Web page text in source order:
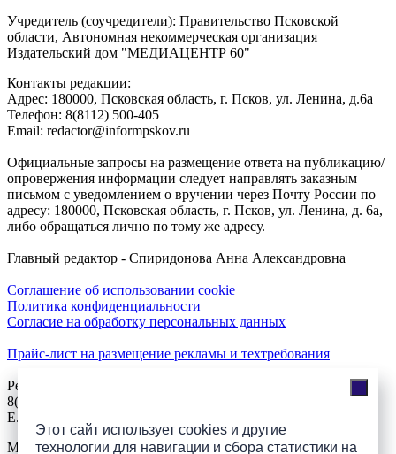
Этот сайт использует cookies и другие
технологии для навигации и сбора статистики на
Учредитель (соучредители): Правительство Псковской
области, Автономная некоммерческая организация
Издательский дом "МЕДИАЦЕНТР 60"
Контакты редакции:
Адреc: 180000, Псковская область, г. Псков, ул. Ленина, д.6а
Телефон: 8(8112) 500-405
Email: redactor@informpskov.ru
Официальные запросы на размещение ответа на публикацию/
опровержения информации следует направлять заказным
письмом с уведомлением о вручении через Почту России по
адресу: 180000, Псковская область, г. Псков, ул. Ленина, д. 6а,
либо обращаться лично по тому же адресу.
Главный редактор - Спиридонова Анна Александровна
Соглашение об использовании cookie
Политика конфиденциальности
Согласие на обработку персональных данных
Прайс-лист на размещение рекламы и техтребования
Реклама на сайте
8(921)508-52-62, телефон 8(8112) 500-131
E.Sezeikina@mhpsk.ru
Меню